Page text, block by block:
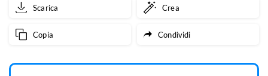
Scarica Crea
Copia Condividi